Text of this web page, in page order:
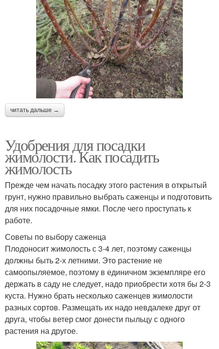
читать дальше →
Удобрения для посадки
жимолости. Как посадить
жимолость
Прежде чем начать посадку этого растения в открытый
грунт, нужно правильно выбрать саженцы и подготовить
для них посадочные ямки. После чего проступать к
работе.
Советы по выбору саженца
Плодоносит жимолость с 3-4 лет, поэтому саженцы
должны быть 2-х летними. Это растение не
самоопыляемое, поэтому в единичном экземпляре его
держать в саду не следует, надо приобрести хотя бы 2-3
куста. Нужно брать несколько саженцев жимолости
разных сортов. Размещать их надо невдалеке друг от
друга, чтобы ветер смог донести пыльцу с одного
растения на другое.